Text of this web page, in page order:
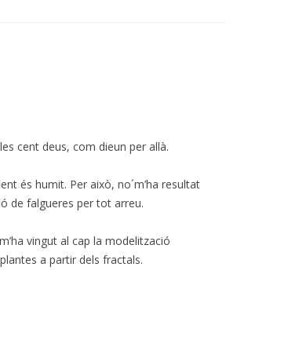
cent deus, com dieun per allà.
és humit. Per això, no´m’ha resultat
de falgueres per tot arreu.
vingut al cap la modelització
plantes a partir dels fractals.